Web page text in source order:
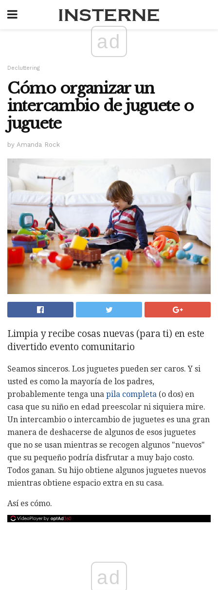
ad
Decluttering
Cómo organizar un
intercambio de juguete o
juguete
by Amanda Rock
Limpia y recibe cosas nuevas (para ti) en este
divertido evento comunitario
Seamos sinceros. Los juguetes pueden ser caros. Y si
usted es como la mayoría de los padres,
probablemente tenga una pila completa (o dos) en
casa que su niño en edad preescolar ni siquiera mire.
Un intercambio o intercambio de juguetes es una gran
manera de deshacerse de algunos de esos juguetes
que no se usan mientras se recogen algunos "nuevos"
que su pequeño podría disfrutar a muy bajo costo.
Todos ganan. Su hijo obtiene algunos juguetes nuevos
mientras obtiene espacio extra en su casa.
Así es cómo.
ad